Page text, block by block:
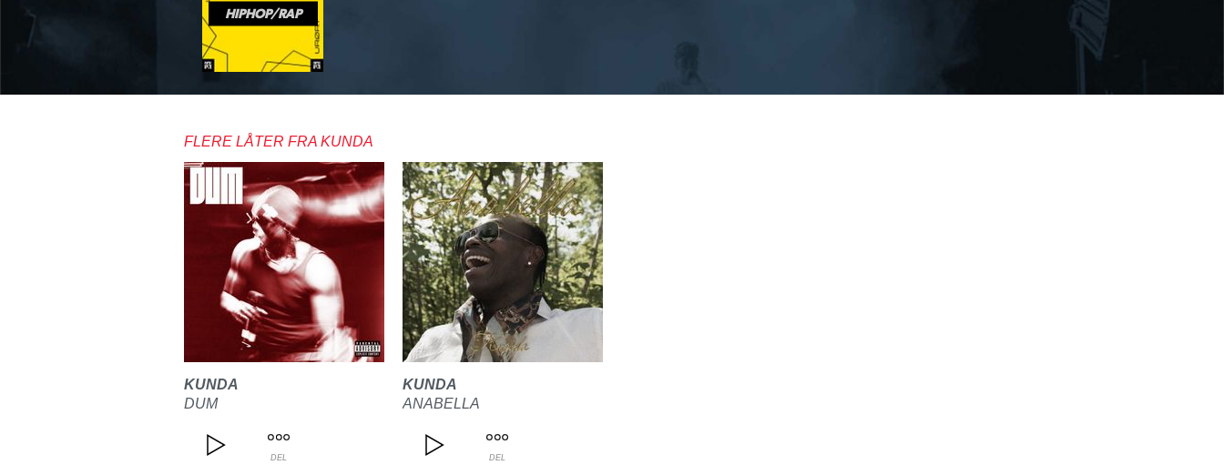
HIPHOP/RAP
FLERE LÅTER FRA KUNDA
KUNDA
DUM
DEL
KUNDA
ANABELLA
DEL